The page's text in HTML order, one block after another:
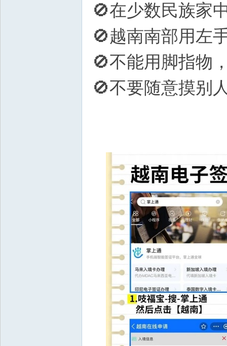
🚫在少数民族家
🚫越南南部用左
🚫不能用脚指物
🚫不要随意摸别